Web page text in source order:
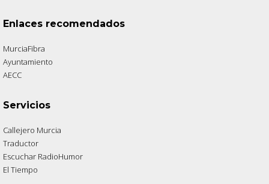
Enlaces recomendados
MurciaFibra
Ayuntamiento
AECC
Servicios
Callejero Murcia
Traductor
Escuchar RadioHumor
El Tiempo